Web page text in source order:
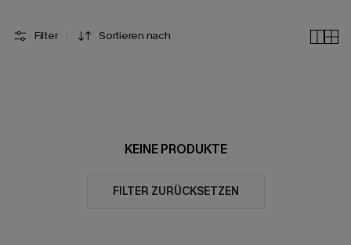
Filter Sortieren nach
KEINE PRODUKTE
FILTER ZURÜCKSETZEN